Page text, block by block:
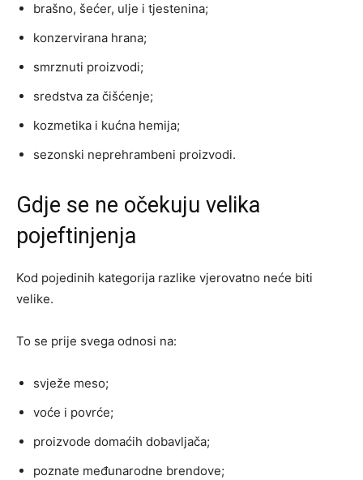
brašno, šećer, ulje i tjestenina;
konzervirana hrana;
smrznuti proizvodi;
sredstva za čišćenje;
kozmetika i kućna hemija;
sezonski neprehrambeni proizvodi.
Gdje se ne očekuju velika
pojeftinjenja
Kod pojedinih kategorija razlike vjerovatno neće biti
velike.
To se prije svega odnosi na:
svježe meso;
voće i povrće;
proizvode domaćih dobavljača;
poznate međunarodne brendove;